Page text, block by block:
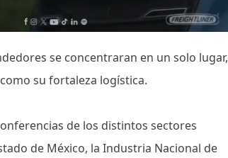
se concentraran en un solo lugar,
su fortaleza logística.
de los distintos sectores
de México, la Industria Nacional de